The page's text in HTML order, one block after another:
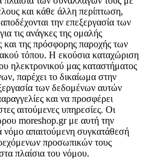
και κάθε άλλη περίπτωση,
την επεξεργασία των
τις ανάγκες της ομαλής
και της πρόσφορης παροχής των
τόπου. Η εκούσια καταχώριση
ηλεκτρονικού μας καταστήματος
παρέχει το δικαίωμα στην
των δεδομένων αυτών
και να προσφέρει
αιτούμενες υπηρεσίες. Οι
moreshop.gr με αυτή την
νόμο απαιτούμενη συγκατάθεσή
προσωπικών τους
πλαίσια του νόμου.